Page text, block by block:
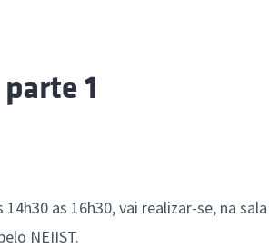
1
as 16h30, vai realizar-se, na
NEIIST.